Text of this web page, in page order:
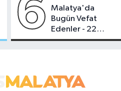
6
Malatya'da
Bugün Vefat
Edenler - 22
Temmuz 2026